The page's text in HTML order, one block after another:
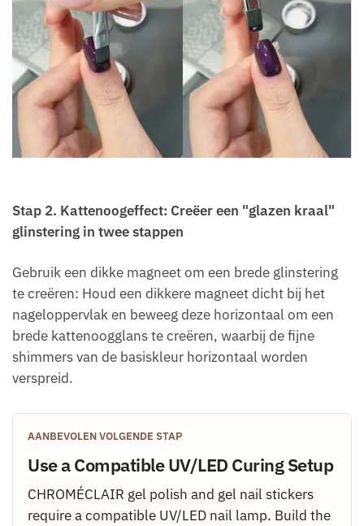
Stap 2. Kattenoogeffect: Creëer een "glazen kraal"
glinstering in twee stappen
Gebruik een dikke magneet om een brede glinstering
te creëren: Houd een dikkere magneet dicht bij het
nageloppervlak en beweeg deze horizontaal om een
brede kattenoogglans te creëren, waarbij de fijne
shimmers van de basiskleur horizontaal worden
verspreid.
AANBEVOLEN VOLGENDE STAP
Use a Compatible UV/LED Curing Setup
CHROMÉCLAIR gel polish and gel nail stickers
require a compatible UV/LED nail lamp. Build the